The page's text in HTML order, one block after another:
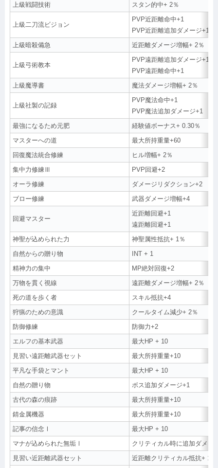
上級戦闘技術
スタン的中+ 2％
上級二刀流ビジョン
PVP近距離命中+1
PVP近距離追加ダメージ+1
上級暗殺備急
近距離ダメージ増幅+ 2％
上級弓術教本
PVP遠距離追加ダメージ+1
PVP遠距離命中+1
上級魔導書
魔法ダメージ増幅+ 2％
上級社製の記録
PVP魔法命中+1
PVP魔法追加ダメージ+1
最強になるため元肥
経験値ボーナス+ 0.30％
マスターへの道
最大所持重量+60
回復魔法統合修練
ヒル増幅+ 2％
集中力修練Ⅲ
PVP回避+2
オーラ修練
ダメージリダクション+2
ブロー修練
武器ダメージ増幅+4
回避マスター
近距離回避+1
遠距離回避+1
神聖が込められた力
神聖属性抵抗+ 1％
自然からの贈り物
INT + 1
精神力の集中
MP絶対回復+2
万物を貫く視線
遠距離ダメージ増幅+ 2％
死の道を歩く者
スキル抵抗+4
狩猟のための意識
クールタイム減少+ 2％
防御修練
防御力+2
エルフの基本武器
最大HP + 10
見習い遠距離武器セット
最大所持重量+10
平凡な手袋とマント
最大HP + 10
自然の贈り物
ボス追加ダメージ+1
古代の森の痕跡
最大所持重量+10
錆金属機器
最大所持重量+10
記事の信念Ⅰ
最大HP + 10
マナが込められた無垢Ⅰ
クリティカル時に追加ダメー
見習い近距離武器セット
近距離クリティカル抵抗+ 1％